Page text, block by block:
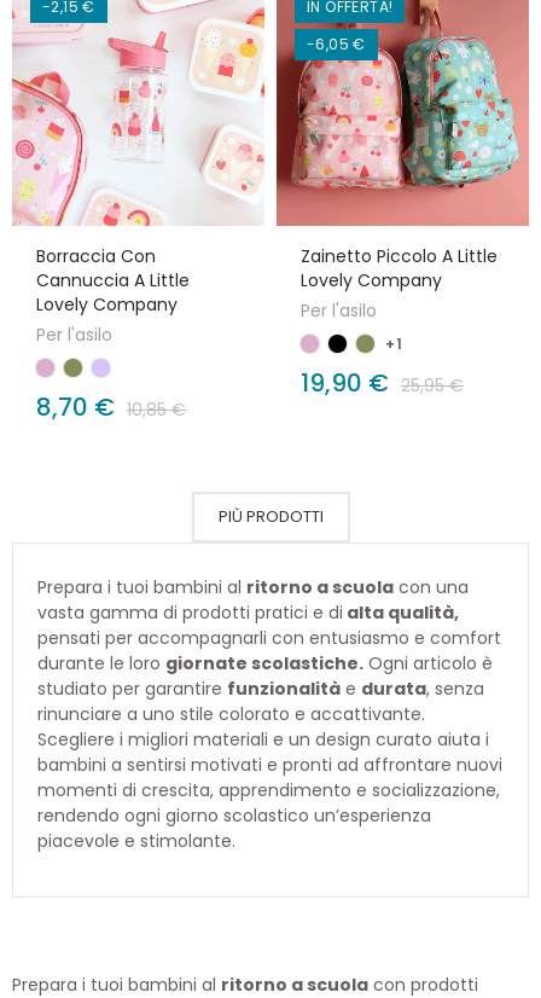
Prepara i tuoi bambini al ritorno a scuola con prodotti
-2,15 €
Borraccia Con
Cannuccia A Little
Lovely Company
Per l'asilo
8,70 € 10,85 €
IN OFFERTA!
-6,05 €
Zainetto Piccolo A Little
Lovely Company
Per l'asilo
+1
19,90 € 25,95 €
PIÙ PRODOTTI
Prepara i tuoi bambini al ritorno a scuola con una
vasta gamma di prodotti pratici e di alta qualità,
pensati per accompagnarli con entusiasmo e comfort
durante le loro giornate scolastiche. Ogni articolo è
studiato per garantire funzionalità e durata, senza
rinunciare a uno stile colorato e accattivante.
Scegliere i migliori materiali e un design curato aiuta i
bambini a sentirsi motivati e pronti ad affrontare nuovi
momenti di crescita, apprendimento e socializzazione,
rendendo ogni giorno scolastico un’esperienza
piacevole e stimolante.